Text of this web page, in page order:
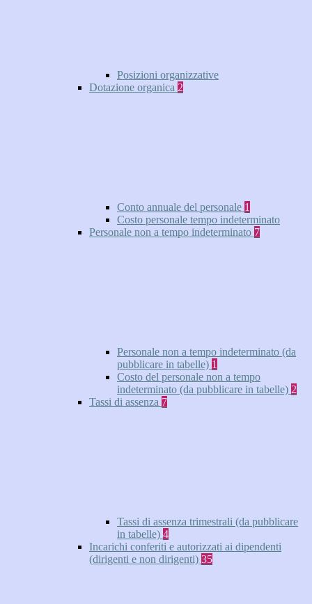
Posizioni organizzative
Dotazione organica 2
Conto annuale del personale 1
Costo personale tempo indeterminato
Personale non a tempo indeterminato 7
Personale non a tempo indeterminato (da
pubblicare in tabelle) 1
Costo del personale non a tempo
indeterminato (da pubblicare in tabelle) 2
Tassi di assenza 7
Tassi di assenza trimestrali (da pubblicare
in tabelle) 4
Incarichi conferiti e autorizzati ai dipendenti
(dirigenti e non dirigenti) 35